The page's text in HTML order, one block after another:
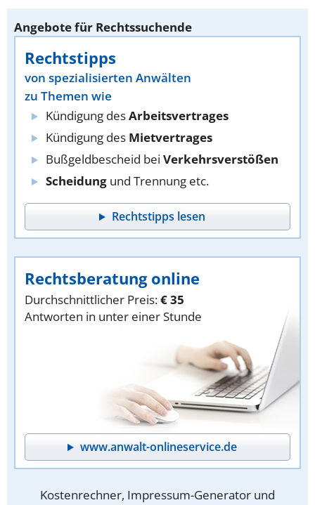
Angebote für Rechtssuchende
Rechtstipps
von spezialisierten Anwälten
zu Themen wie
Kündigung desArbeitsvertrages
Kündigung des Mietvertrages
Bußgeldbescheid bei Verkehrsverstößen
Scheidung und Trennung etc.
Rechtstipps lesen
Rechtsberatung online
Durchschnittlicher Preis:€ 35
Antworten in unter einer Stunde
www.anwalt-onlineservice.de
Kostenrechner, Impressum-Generator und